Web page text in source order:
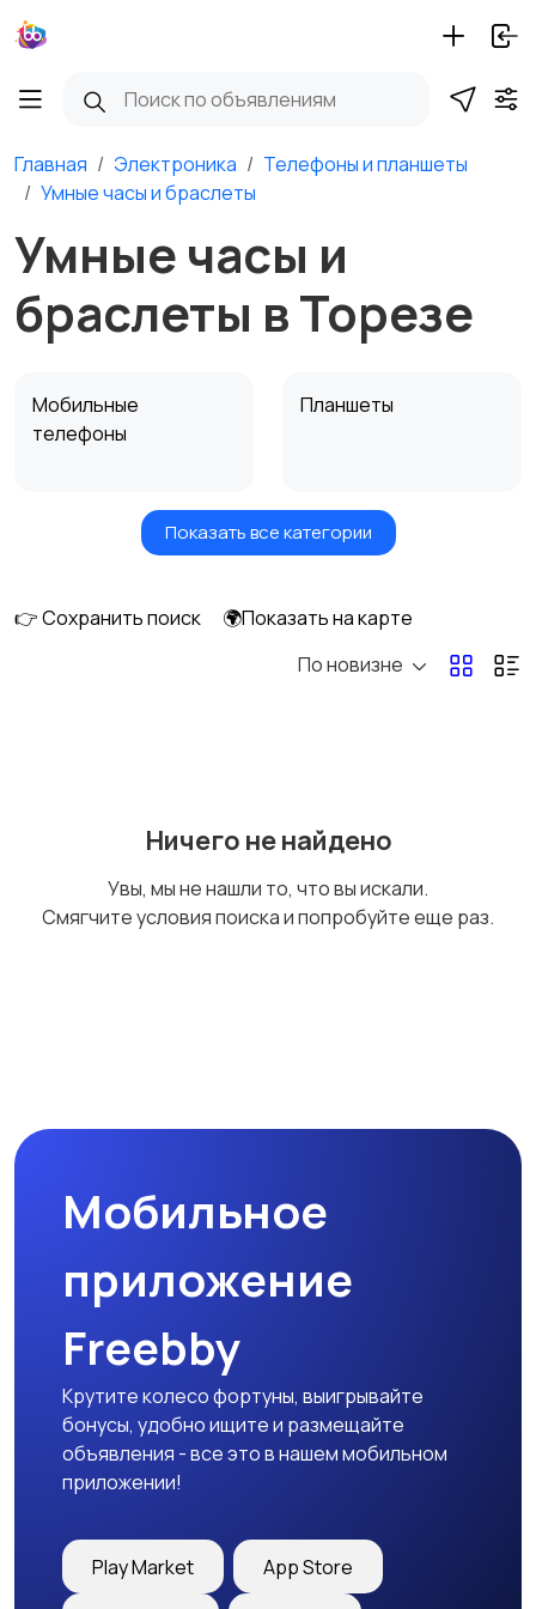
Главная Электроника
Телефоны и планшеты
Умные часы и браслеты
Умные часы и
браслеты в Торезе
Мобильные
телефоны
Планшеты
Умные часы и
Стационарные
Запчасти
аккумуляторы
Показать все категории
👉 Сохранить поиск
🌍Показать на карте
По новизне
Ничего не найдено
Увы, мы не нашли то, что вы искали.
Смягчите условия поиска и попробуйте еще раз.
Мобильное
приложение
Freebby
Крутите колесо фортуны, выигрывайте
бонусы, удобно ищите и размещайте
объявления - все это в нашем мобильном
приложении!
Play Market App Store